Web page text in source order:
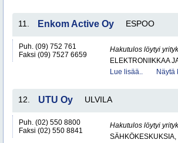
11. Enkom Active Oy ESPOO
Puh. (09) 752 761
Faksi (09) 7527 6659
Hakutulos löytyi
ELEKTRONIIKKAA
Lue lisää..
Näytä
12. UTU Oy ULVILA
Puh. (02) 550 8800
Faksi (02) 550 8841
Hakutulos löytyi
SÄHKÖKESKUKSIA,